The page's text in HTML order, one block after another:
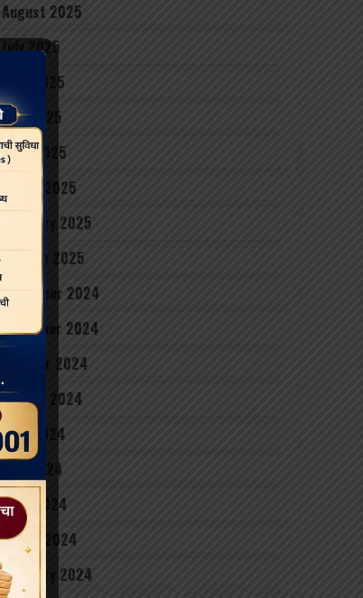
August 2025
July 2025
June 2025
May 2025
April 2025
March 2025
February 2025
January 2025
December 2024
November 2024
October 2024
August 2024
June 2024
May 2024
April 2024
March 2024
February 2024